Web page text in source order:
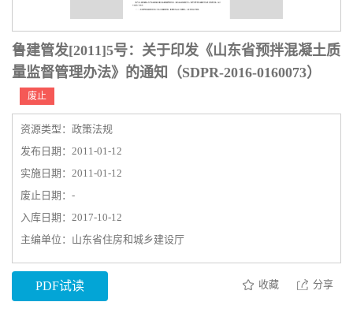
鲁建管发[2011]5号：关于印发《山东省预拌混凝土质
量监督管理办法》的通知（SDPR-2016-0160073）
废止
资源类型：政策法规
发布日期：2011-01-12
实施日期：2011-01-12
废止日期：-
入库日期：2017-10-12
主编单位：山东省住房和城乡建设厅
PDF试读 收藏 分享